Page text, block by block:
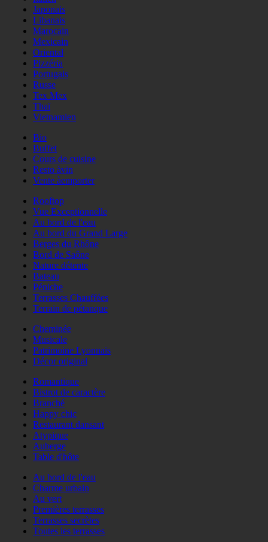
Japonais
Libanais
Marocain
Mexicain
Oriental
Pizzéria
Portugais
Russe
Tex Mex
Thaï
Vietnamien
Bio
Buffet
Cours de cuisine
Resto àvin
Vente àemporter
Rooftop
Vue Exceptionnelle
Au bord de l'eau
Au bord du Grand Large
Berges du Rhône
Bord de Saône
Nature détente
Bateau
Péniche
Terrasses Chauffées
Terrain de pétanque
Cheminée
Musicale
Patrimoine Lyonnais
Décor original
Romantique
Bistrot de caractère
Branché
Happy chic
Restaurant dansant
Atypique
Auberge
Table d'hôte
Au bord de l'eau
Charme urbain
Au vert
Premières terrasses
Terrasses secrètes
Toutes les terrasses